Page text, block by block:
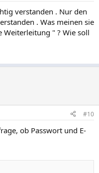
verstanden . Nur den
. Was meinen sie
" ? Wie soll
#10
ob Passwort und E-